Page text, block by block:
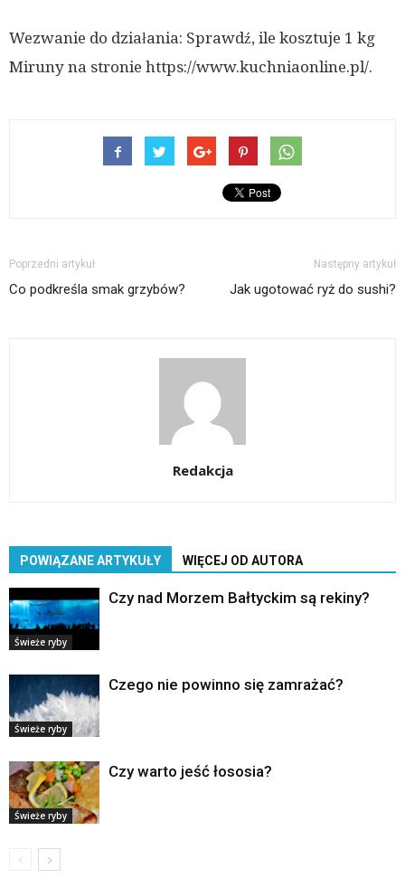
Wezwanie do działania: Sprawdź, ile kosztuje 1 kg
Miruny na stronie https://www.kuchniaonline.pl/.
Poprzedni artykuł
Co podkreśla smak grzybów?
Następny artykuł
Jak ugotować ryż do sushi?
Redakcja
POWIĄZANE ARTYKUŁY WIĘCEJ OD AUTORA
Świeże ryby
Czy nad Morzem Bałtyckim są rekiny?
Świeże ryby
Czego nie powinno się zamrażać?
Świeże ryby
Czy warto jeść łososia?